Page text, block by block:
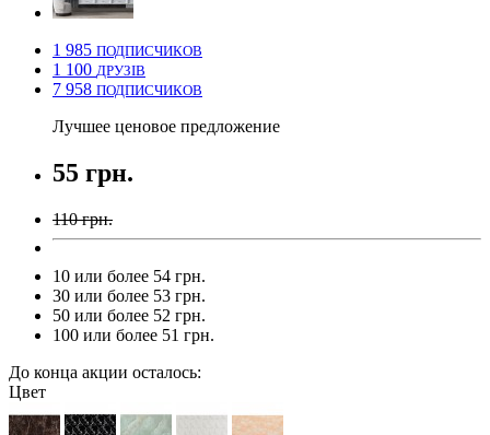
1 985 ПОДПИСЧИКОВ
1 100 ДРУЗІВ
7 958 ПОДПИСЧИКОВ
Лучшее ценовое предложение
55 грн.
110 грн.
10 или более 54 грн.
30 или более 53 грн.
50 или более 52 грн.
100 или более 51 грн.
До конца акции осталось:
Цвет